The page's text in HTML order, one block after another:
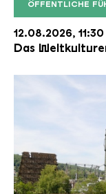
ÖFFENTLICHE
Der
Copyright:
12.08.2026,
Das